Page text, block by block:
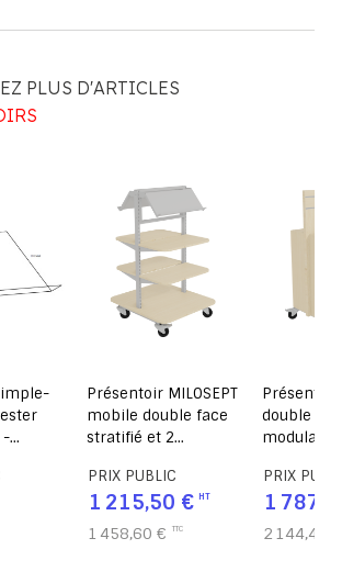
PLUS D'ARTICLES
-
Présentoir MILOSEPT
mobile double face
stratifié et 2
L60xP84xH120 cm
PRIX PUBLIC
1 215,50 €
1 458,60 €
Présentoir
double
modulaire
PRIX
1
2 144,40 €